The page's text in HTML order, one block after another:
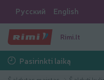
Русский English
Rimi.lt
Pasirinkti laiką